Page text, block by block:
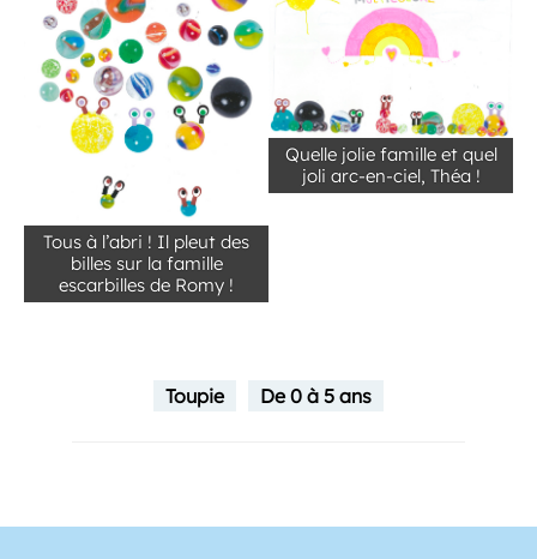
Tous à l’abri ! Il pleut des
billes sur la famille
escarbilles de Romy !
Quelle jolie famille et quel
joli arc-en-ciel, Théa !
Toupie De 0 à 5 ans